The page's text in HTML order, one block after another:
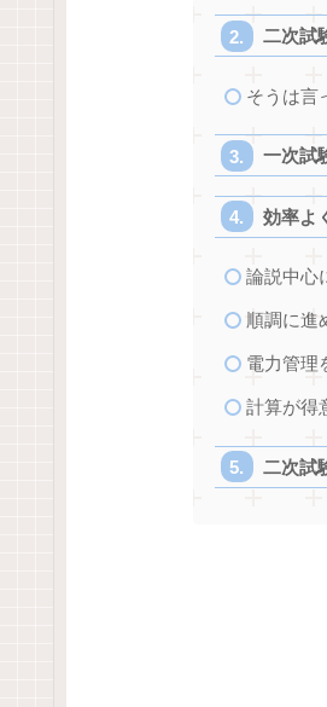
二次試
そうは言
一次試
効率よ
論説中心
順調に進
電力管理
計算が得
二次試